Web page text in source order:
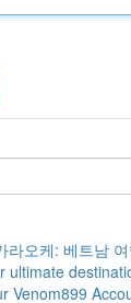
라오케: 베트남
ultimate
Venom899